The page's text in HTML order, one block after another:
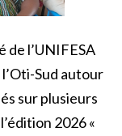
l’UNIFESA
Sud autour
sur plusieurs
2026 «